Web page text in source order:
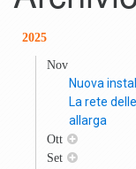
2025
Nov
Nuova
La rete
allarga
Ott
Set